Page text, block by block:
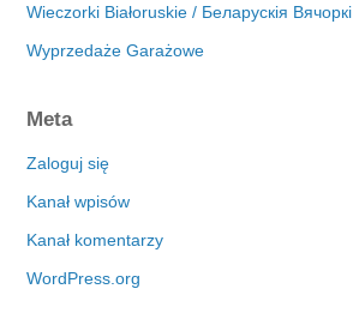
Wieczorki Białoruskie / Беларускія Вячоркі
Wyprzedaże Garażowe
Meta
Zaloguj się
Kanał wpisów
Kanał komentarzy
WordPress.org